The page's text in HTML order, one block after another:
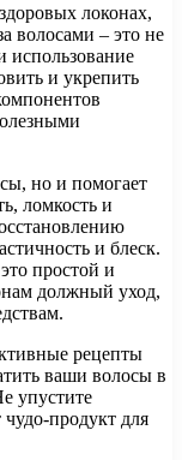
локонах,
волосами – это не
использование
и укрепить
но и помогает
ломкость и
и блеск.
простой и
должный уход,
рецепты
ваши волосы в
упустите
чудо-продукт для